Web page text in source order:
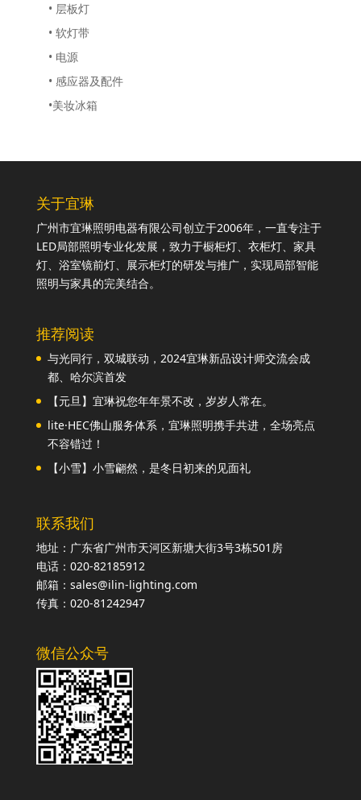
• 层板灯
• 软灯带
• 电源
• 感应器及配件
•美妆冰箱
关于宜琳
广州市宜琳照明电器有限公司创立于2006年，一直专注于
LED局部照明专业化发展，致力于橱柜灯、衣柜灯、家具
灯、浴室镜前灯、展示柜灯的研发与推广，实现局部智能
照明与家具的完美结合。
推荐阅读
与光同行，双城联动，2024宜琳新品设计师交流会成
都、哈尔滨首发
【元旦】宜琳祝您年年景不改，岁岁人常在。
lite·HEC佛山服务体系，宜琳照明携手共进，全场亮点
不容错过！
【小雪】小雪翩然，是冬日初来的见面礼
联系我们
地址：广东省广州市天河区新塘大街3号3栋501房
电话：020-82185912
邮箱：sales@ilin-lighting.com
传真：020-81242947
微信公众号